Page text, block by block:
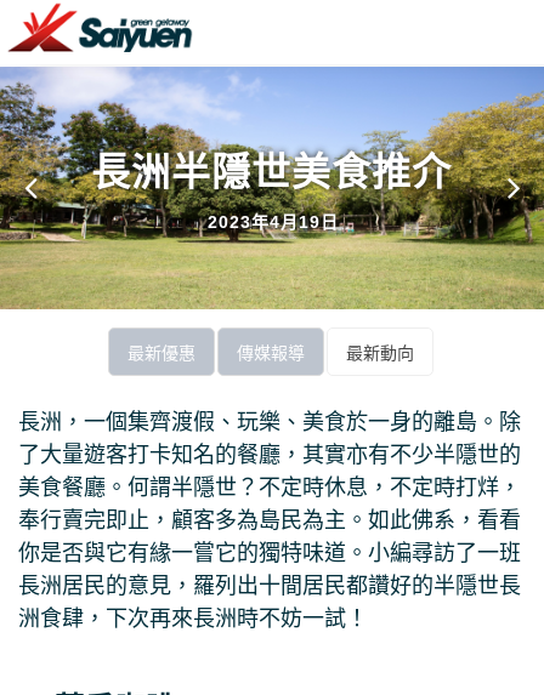
長洲半隱世美食推介
2023年4月19日
最新優惠 傳媒報導 最新動向
長洲，一個集齊渡假、玩樂、美食於一身的離島。除
了大量遊客打卡知名的餐廳，其實亦有不少半隱世的
美食餐廳。何謂半隱世？不定時休息，不定時打烊，
奉行賣完即止，顧客多為島民為主。如此佛系，看看
你是否與它有緣一嘗它的獨特味道。小編尋訪了一班
長洲居民的意見，羅列出十間居民都讚好的半隱世長
洲食肆，下次再來長洲時不妨一試！